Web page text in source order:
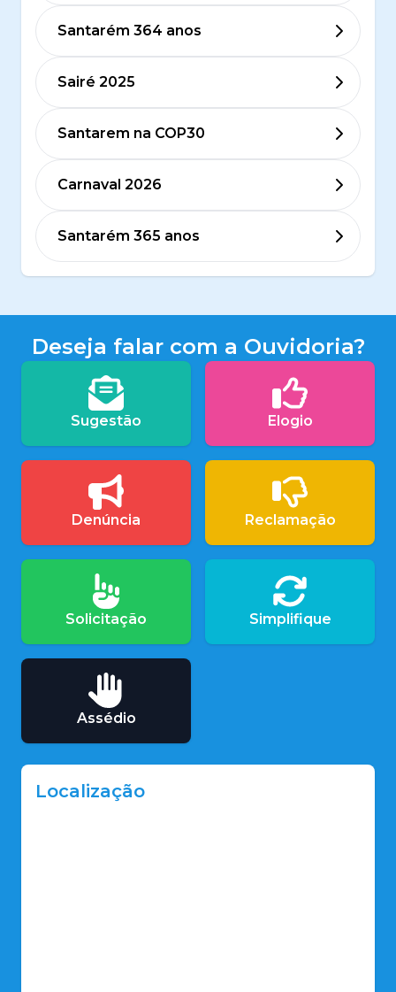
Santarém 364 anos
Sairé 2025
Santarem na COP30
Carnaval 2026
Santarém 365 anos
Deseja falar com a Ouvidoria?
Sugestão Elogio
Denúncia Reclamação
Solicitação Simplifique
Assédio
Localização